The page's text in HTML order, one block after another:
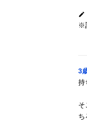
※
3
持
そ
ち